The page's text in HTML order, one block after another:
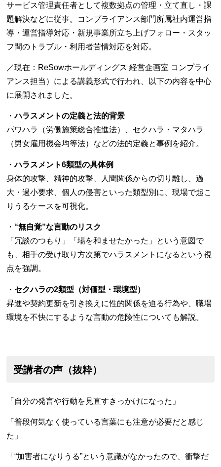
サービス管理責任者として複数拠点の管理・立て直し・課
題解決などに従事。コンプライアンス部門所属社内運営指
導・運営指導対応・新規事業所立ち上げフォロー・スタッ
フ間のトラブル・利用者苦情対応を対応。
／現在：ReSowホールディングス 経営企画室 コンプライ
アンス担当）による講義形式で行われ、以下の内容を中心
に展開されました。
・ハラスメントの定義と法的背景
パワハラ（労働施策総合推進法）、セクハラ・マタハラ
（男女雇用機会均等法）などの法的定義と事例を紹介。
・ハラスメント6類型の具体例
身体的攻撃、精神的攻撃、人間関係からの切り離し、過
大・過小要求、個人の侵害といった類型別に、現場で起こ
りうるケースを可視化。
・ “無自覚”な言動のリスク
「冗談のつもり」「場を和ませたかった」という意図で
も、相手の受け取り方次第でハラスメントになるという視
点を強調。
・ セクハラの2類型（対価型・環境型）
昇進や契約更新を引き換えに性的関係を迫る行為や、職場
環境を不快にするような言動の危険性についても解説。
受講者の声（抜粋）
「自分の発言や行動を見直すきっかけになった」
「普段何気なく使っている言葉にも注意が必要だと感じ
た」
「“加害者になりうる”という意識がなかったので、衝撃だ